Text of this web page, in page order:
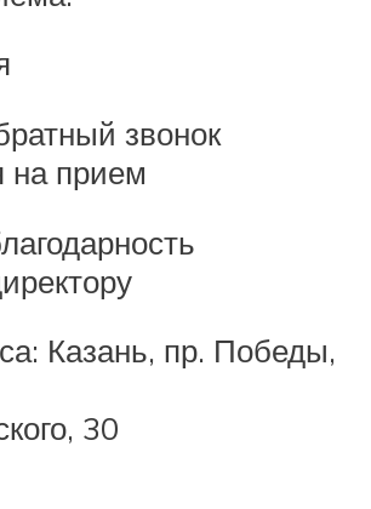
звонок
на прием
Казань, пр. Победы,
30